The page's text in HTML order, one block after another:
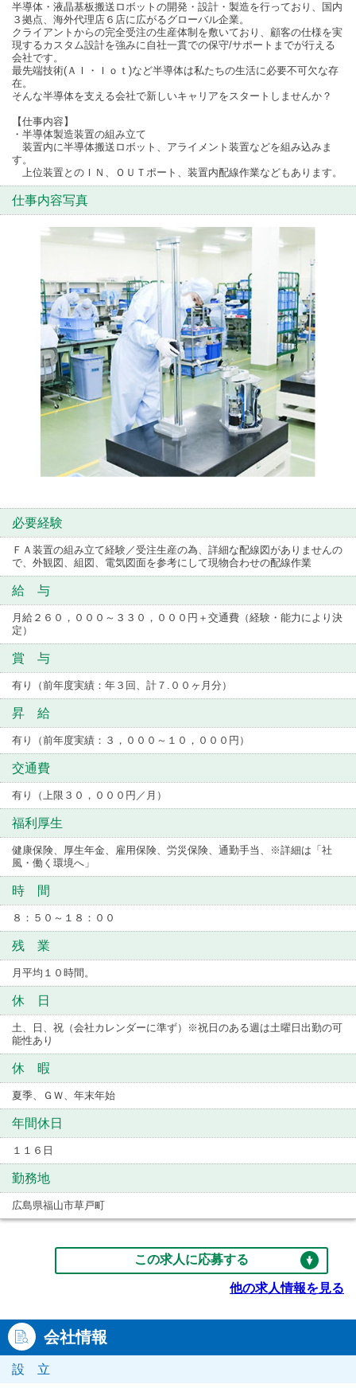
半導体・液晶基板搬送ロボットの開発・設計・製造を行っており、国内
３拠点、海外代理店６店に広がるグローバル企業。
クライアントからの完全受注の生産体制を敷いており、顧客の仕様を実
現するカスタム設計を強みに自社一貫での保守/サポートまでが行える
会社です。
最先端技術(ＡＩ・Ｉｏｔ)など半導体は私たちの生活に必要不可欠な存
在。
そんな半導体を支える会社で新しいキャリアをスタートしませんか？
【仕事内容】
・半導体製造装置の組み立て
装置内に半導体搬送ロボット、アライメント装置などを組み込みま
す。
上位装置とのＩＮ、ＯＵＴポート、装置内配線作業などもあります。
仕事内容写真
必要経験
ＦＡ装置の組み立て経験／受注生産の為、詳細な配線図がありませんの
で、外観図、組図、電気図面を参考にして現物合わせの配線作業
給 与
月給２６０，０００～３３０，０００円＋交通費（経験・能力により決
定）
賞 与
有り（前年度実績：年３回、計７.００ヶ月分）
昇 給
有り（前年度実績：３，０００～１０，０００円）
交通費
有り（上限３０，０００円／月）
福利厚生
健康保険、厚生年金、雇用保険、労災保険、通勤手当、※詳細は「社
風・働く環境へ」
時 間
８：５０～１８：００
残 業
月平均１０時間。
休 日
土、日、祝（会社カレンダーに準ず）※祝日のある週は土曜日出勤の可
能性あり
休 暇
夏季、ＧＷ、年末年始
年間休日
１１６日
勤務地
広島県福山市草戸町
この求人に応募する
他の求人情報を見る
会社情報
設 立